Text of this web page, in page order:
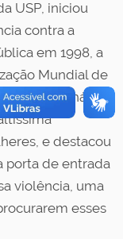
USP, iniciou
contra a
em 1998, a
Mundial de
no tema há 25
e destacou
porta de entrada
violência, uma
esses